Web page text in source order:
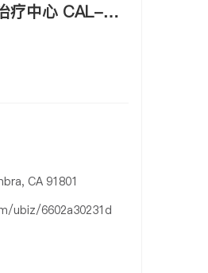
疗中心 CAL-UN
CA 91801
ubiz/6602a30231d